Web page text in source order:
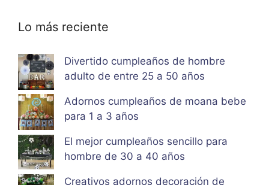
Lo más reciente
Divertido cumpleaños de hombre
adulto de entre 25 a 50 años
Adornos cumpleaños de moana bebe
para 1 a 3 años
El mejor cumpleaños sencillo para
hombre de 30 a 40 años
Creativos adornos decoración de